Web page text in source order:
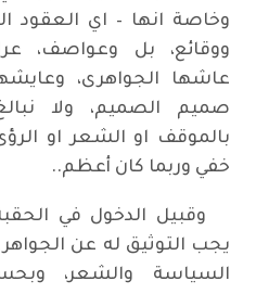
وخاصة انها – اي العقود
ووقائع، بل وعواصف،
عاشها الجواهرى،
صميم الصميم، ولا
بالموقف او الشعر او
خفي وربما كان أعظم..
وقبيل الدخول في
السياسة والشعر،